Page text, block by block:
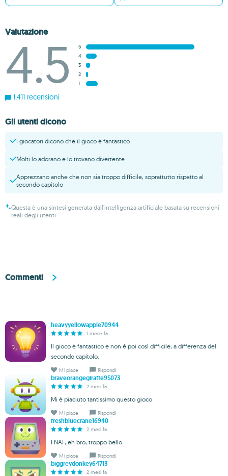
Valutazione
4.5
5
4
3
2
1
1,411 recensioni
Gli utenti dicono
I giocatori dicono che il gioco è fantastico
Molti lo adorano e lo trovano divertente
Apprezzano anche che non sia troppo difficile, soprattutto rispetto al
secondo capitolo
Questa è una sintesi generata dall'intelligenza artificiale basata su recensioni
reali degli utenti.
Commenti
heavyyellowapple70944
1 mese fa
Il gioco è fantastico e non è poi così difficile, a differenza del
secondo capitolo.
Mi piace Rispondi
braveorangegiraffe95073
2 mesi fa
Mi è piaciuto tantissimo questo gioco
Mi piace Rispondi
freshbluecrane16940
2 mesi fa
FNAF, eh bro, troppo bello.
Mi piace Rispondi
biggreydonkey64713
2 mesi fa